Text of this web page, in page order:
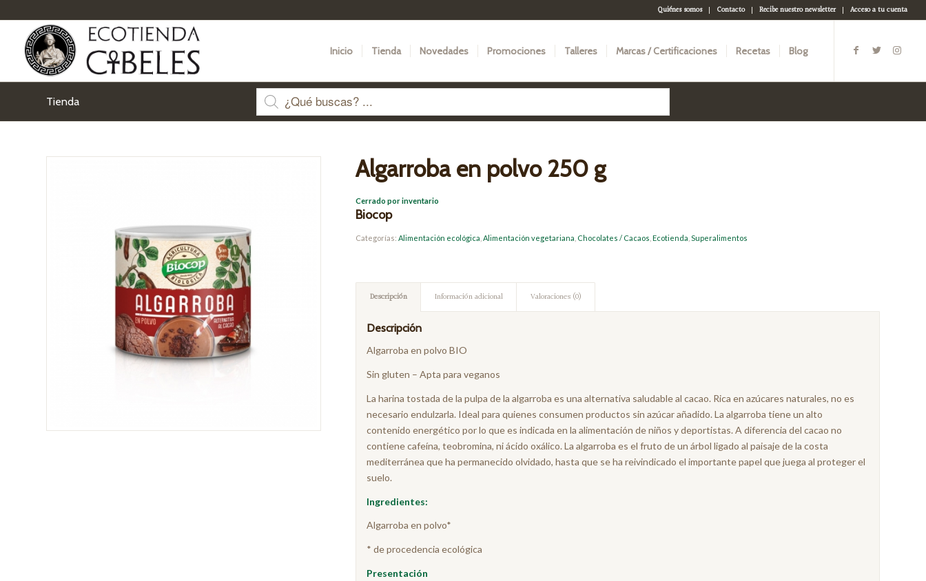
Quiénes somos Contacto Recibe nuestro newsletter Acceso a tu cuenta
Inicio Tienda Novedades Promociones Talleres Marcas / Certificaciones Recetas Blog
Tienda
Algarroba en polvo 250 g
Cerrado por inventario
Biocop
Categorías:Alimentación ecológica ,Alimentación vegetariana Chocolates / Cacaos ,Ecotienda ,Superalimentos
Descripción Información adicional Valoraciones (0)
Descripción
Algarroba en polvo BIO
Sin gluten – Apta para veganos
La harina tostada de la pulpa de la algarroba es una alternativa saludable al cacao. Rica en azúcares naturales, no es
necesario endulzarla. Ideal para quienes consumen productos sin azúcar añadido. La algarroba tiene un alto
contenido energético por lo que es indicada en la alimentación de niños y deportistas. A diferencia del cacao no
contiene cafeína, teobromina, ni ácido oxálico. La algarroba es el fruto de un árbol ligado al paisaje de la costa
mediterránea que ha permanecido olvidado, hasta que se ha reivindicado el importante papel que juega al proteger el
suelo.
Ingredientes:
Algarroba en polvo*
* de procedencia ecológica
Presentación